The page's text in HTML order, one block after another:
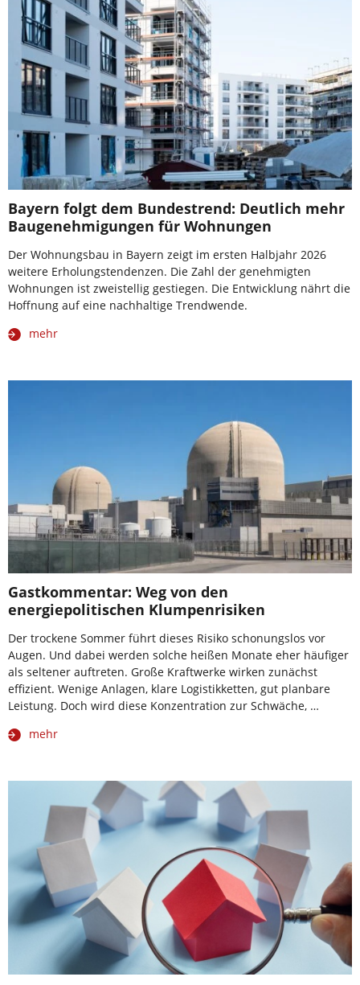
Bayern folgt dem Bundestrend: Deutlich mehr
Baugenehmigungen für Wohnungen
Der Wohnungsbau in Bayern zeigt im ersten Halbjahr 2026
weitere Erholungstendenzen. Die Zahl der genehmigten
Wohnungen ist zweistellig gestiegen. Die Entwicklung nährt die
Hoffnung auf eine nachhaltige Trendwende.
mehr
Gastkommentar: Weg von den
energiepolitischen Klumpenrisiken
Der trockene Sommer führt dieses Risiko schonungslos vor
Augen. Und dabei werden solche heißen Monate eher häufiger
als seltener auftreten. Große Kraftwerke wirken zunächst
effizient. Wenige Anlagen, klare Logistikketten, gut planbare
Leistung. Doch wird diese Konzentration zur Schwäche, …
mehr